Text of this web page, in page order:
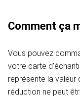
Comment ça
Vous pouvez
votre carte
représente la valeur
réduction ne peut